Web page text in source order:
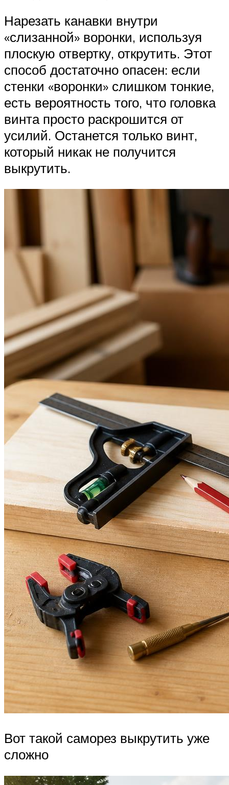
Нарезать канавки внутри
«слизанной» воронки, используя
плоскую отвертку, открутить. Этот
способ достаточно опасен: если
стенки «воронки» слишком тонкие,
есть вероятность того, что головка
винта просто раскрошится от
усилий. Останется только винт,
который никак не получится
выкрутить.
Вот такой саморез выкрутить уже
сложно